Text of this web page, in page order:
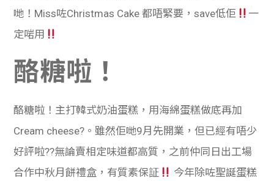
哋！Miss咗Christmas Cake 都唔緊要，save低佢
一
定啱用
酪糖啦！
酪糖啦！主打韓式奶油蛋糕，用海綿蛋糕做底再加
Cream cheese?。雖然佢哋9月先開業，但已經有唔少
好評啦??無論賣相定味道都高質，之前仲同日出工場
合作中秋月餅禮盒，有質素保証
今年除咗聖誕蛋糕